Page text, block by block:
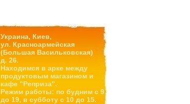
Украина, Киев,
ул. Красноармейская
(Большая Васильковская)
д. 26.
Находимся в арке между
продуктовым магазином и
кафе "Реприза".
Режим работы: по будним с 9
до 19, в субботу с 10 до 15.